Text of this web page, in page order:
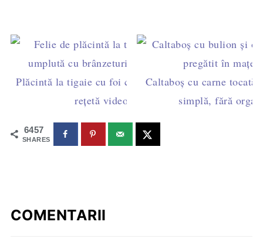
Plăcintă la tigaie cu foi cumpărate și brânzeturi –
rețetă video fără cuptor
Caltaboș cu carne
simplă, fără
6457
SHARES
COMENTARII